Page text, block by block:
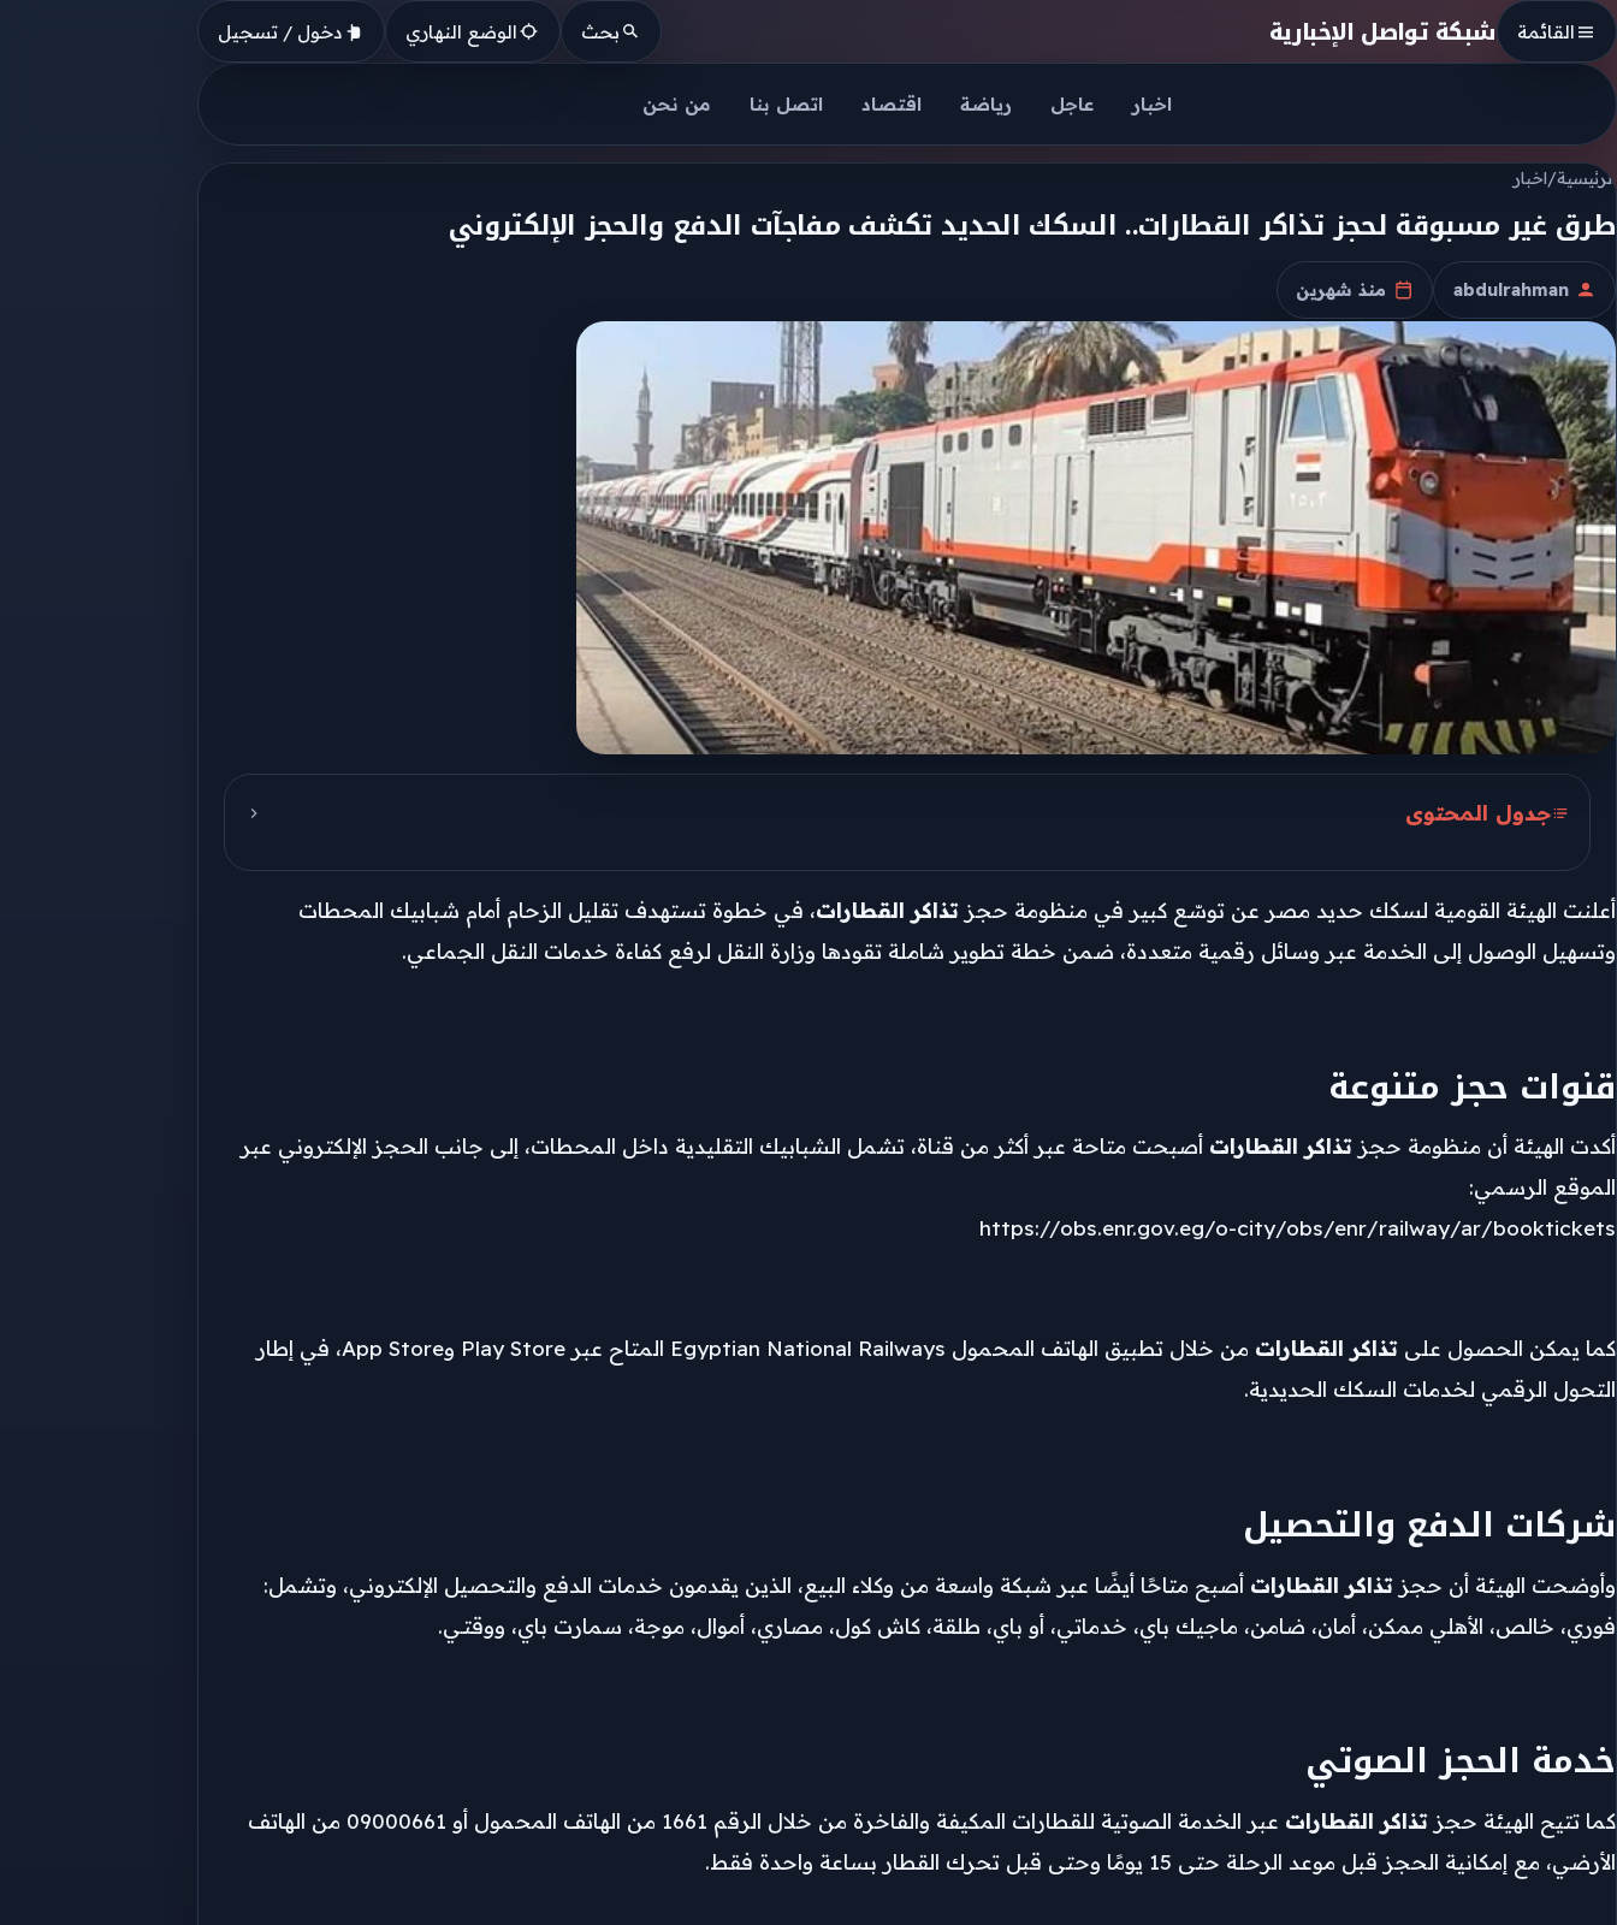
Skip to contentشبكة تواصل الإخبارية القائمة بحث الوضع النهاري دخول / تسجيل
اخبار عاجل رياضة اقتصاد اتصل بنا من نحن
الرئيسية/اخبار
طرق غير مسبوقة لحجز تذاكر القطارات.. السكك الحديد تكشف مفاجآت الدفع والحجز الإلكتروني
الكاتب
abdulrahman
تاريخ النشر
منذ شهرين
جدول المحتوى
شركات الدفع والتحصيل
خدمة الحجز الصوتي
وسائل الدفع المتاحة
نقلة رقمية في النقل
تصريح الهيئة
أعلنت الهيئة القومية لسكك حديد مصر عن توسّع كبير في منظومة حجز تذاكر القطارات، في خطوة تستهدف تقليل الزحام أمام شبابيك المحطات
وتسهيل الوصول إلى الخدمة عبر وسائل رقمية متعددة، ضمن خطة تطوير شاملة تقودها وزارة النقل لرفع كفاءة خدمات النقل الجماعي.
قنوات حجز متنوعة
أكدت الهيئة أن منظومة حجز تذاكر القطارات أصبحت متاحة عبر أكثر من قناة، تشمل الشبابيك التقليدية داخل المحطات، إلى جانب الحجز الإلكتروني عبر
الموقع الرسمي:
https://obs.enr.gov.eg/o-city/obs/enr/railway/ar/booktickets
كما يمكن الحصول على تذاكر القطارات
من خلال تطبيق الهاتف المحمول Egyptian National Railways المتاح عبر Play Store وApp Store، في إطار
التحول الرقمي لخدمات السكك الحديدية.
شركات الدفع والتحصيل
وأوضحت الهيئة أن حجز تذاكر القطارات أصبح متاحًا أيضًا عبر شبكة واسعة من وكلاء البيع، الذين يقدمون خدمات الدفع والتحصيل الإلكتروني، وتشمل:
فوري، خالص، الأهلي ممكن، أمان، ضامن، ماجيك باي، خدماتي، أو باي، طلقة، كاش كول، مصاري، أموال، موجة، سمارت باي، ووقتـي.
خدمة الحجز الصوتي
كما تتيح الهيئة حجز تذاكر القطارات
عبر الخدمة الصوتية للقطارات المكيفة والفاخرة من خلال الرقم 1661 من الهاتف المحمول أو 09000661 من الهاتف
الأرضي، مع إمكانية الحجز قبل موعد الرحلة حتى 15 يومًا وحتى قبل تحرك القطار بساعة واحدة فقط.